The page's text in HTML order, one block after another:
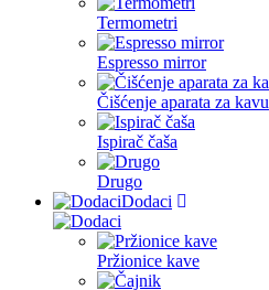
Termometri
Espresso mirror
Čišćenje aparata za kavu
Ispirač čaša
Drugo
Dodaci
Pržionice kave